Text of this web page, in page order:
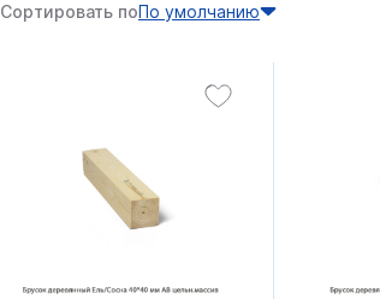
Сортировать поПо умолчанию